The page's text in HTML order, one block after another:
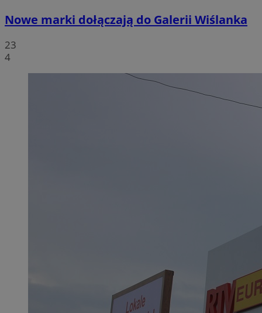
Nowe marki dołączają do Galerii Wiślanka
23
4